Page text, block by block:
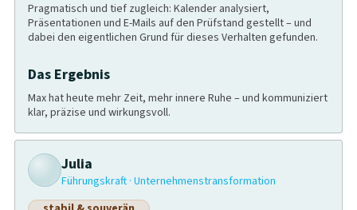
Pragmatisch und tief zugleich: Kalender analysiert,
Präsentationen und E-Mails auf den Prüfstand gestellt – und
dabei den eigentlichen Grund für dieses Verhalten gefunden.
Das Ergebnis
Max hat heute mehr Zeit, mehr innere Ruhe – und kommuniziert
klar, präzise und wirkungsvoll.
Julia
Führungskraft · Unternehmenstransformation